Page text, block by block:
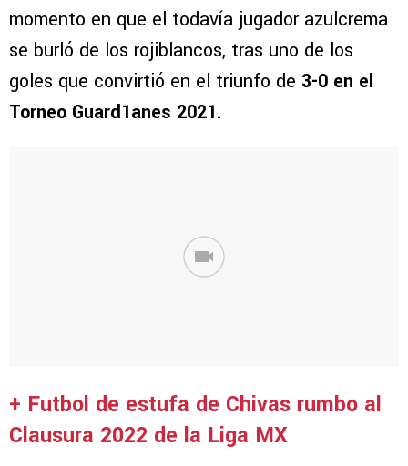
momento en que el todavía jugador azulcrema
se burló de los rojiblancos, tras uno de los
goles que convirtió en el triunfo de 3-0 en el
Torneo Guard1anes 2021.
+ Futbol de estufa de Chivas rumbo al
Clausura 2022 de la Liga MX